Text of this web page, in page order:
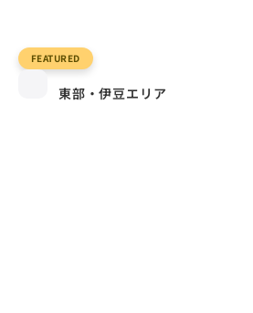
FEATURED
東部・伊豆エリア